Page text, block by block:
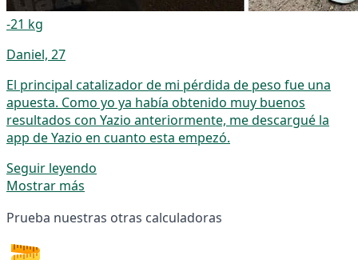
-21 kg
Daniel, 27
El principal catalizador de mi pérdida de peso fue una
apuesta. Como yo ya había obtenido muy buenos
resultados con Yazio anteriormente, me descargué la
app de Yazio en cuanto esta empezó.
Seguir leyendo
Mostrar más
Prueba nuestras otras calculadoras